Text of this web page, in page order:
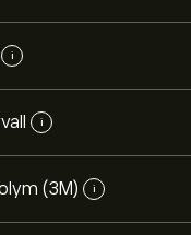
i
i
(3M) i